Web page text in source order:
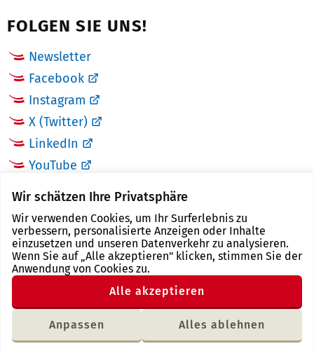
Wir schätzen Ihre Privatsphäre
Wir verwenden Cookies, um Ihr Surferlebnis zu
verbessern, personalisierte Anzeigen oder Inhalte
einzusetzen und unseren Datenverkehr zu analysieren.
Wenn Sie auf „Alle akzeptieren" klicken, stimmen Sie der
Anwendung von Cookies zu.
Anpassen Alles ablehnen
Alle akzeptieren
FOLGEN SIE UNS!
Newsletter
Facebook
Instagram
X (Twitter)
LinkedIn
YouTube
LINKS
Landkreis Zwickau
Tourismusregion Zwickau
Freistaat Sachsen
Region Zwickau